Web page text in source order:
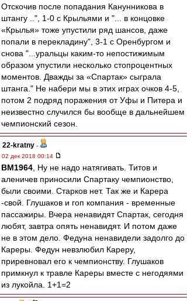
Отскочив после попадания Канунникова в
штангу ..", 1-0 с Крыльями и "... в концовке
«Крылья» тоже упустили ряд шансов, даже
попали в перекладину", 3-1 с Оренбургом и
снова "...уральцы каким-то непостижимым
образом упустили несколько стопроцентных
моментов. Дважды за «Спартак» сыграла
штанга." Не набери мы в этих играх очков 4-5,
потом 2 подряд поражения от Уфы и Питера и
неизвестно случился бы вообще в дальнейшем
чемпионский сезон.
22-kratny -
02 дек 2018 00:14
BM1964 , Ну не надо натягивать. Титов и
аленичев приносили Спартаку чемпионство,
были своими. Старков нет. Так же и Карера
-свой. Глушаков и гоп компания - временные
пассажиры. Вчера ненавидят Спартак, сегодня
любят, завтра опять ненавидят. И потом даже
не в этом дело. Федуна ненавидели задолго до
Кареры. Федун невзлюбил Кареру,
приревновал его к чемпионству. Глушаков
примкнул к травле Кареры вместе с негодяями
из лукойла. 1+1=2